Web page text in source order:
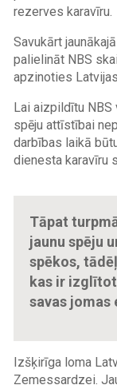
rezerves karavīru.
Savukārt
palielināt NBS
apzinoties
Lai aizpildītu
spēju attīstībai
darbības laikā
dienesta karavīru
Tāpat
jaunu spēju
spēkos,
kas ir
savas jomas
Izšķirīga loma
Zemessardzei.